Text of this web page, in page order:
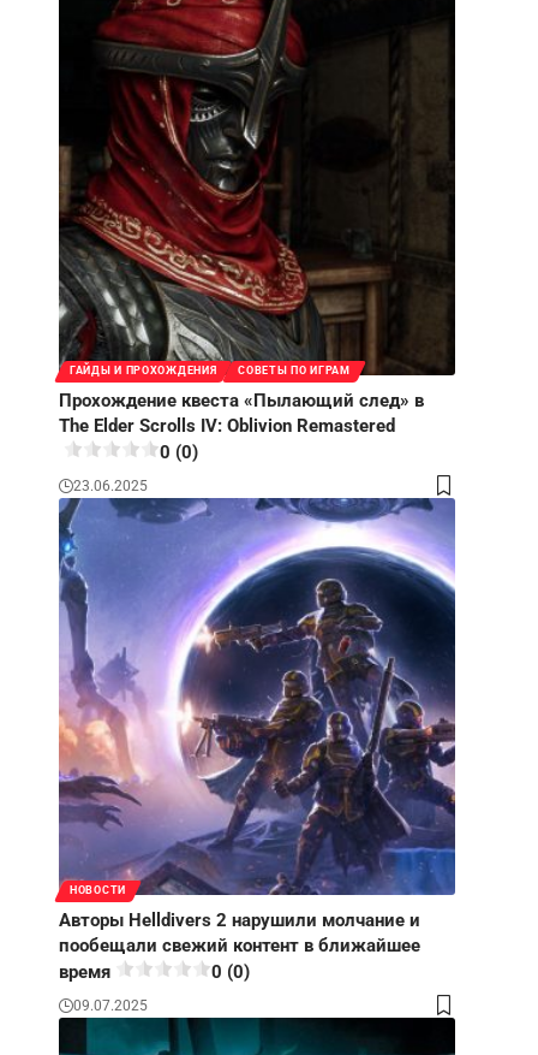
ГАЙДЫ И ПРОХОЖДЕНИЯ СОВЕТЫ ПО ИГРАМ
Прохождение квеста «Пылающий след» в
The Elder Scrolls IV: Oblivion Remastered
0 (0)
23.06.2025
НОВОСТИ
Авторы Helldivers 2 нарушили молчание и
пообещали свежий контент в ближайшее
время
0 (0)
09.07.2025